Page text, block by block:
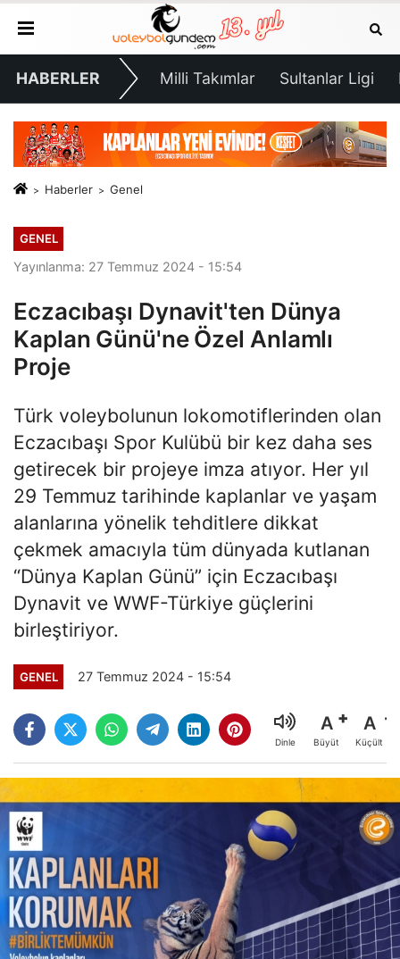
HABERLER Milli Takımlar Sultanlar Ligi
Haberler Genel
GENEL
Yayınlanma: 27 Temmuz 2024 - 15:54
Eczacıbaşı Dynavit'ten Dünya
Kaplan Günü'ne Özel Anlamlı
Proje
Türk voleybolunun lokomotiflerinden olan
Eczacıbaşı Spor Kulübü bir kez daha ses
getirecek bir projeye imza atıyor. Her yıl
29 Temmuz tarihinde kaplanlar ve yaşam
alanlarına yönelik tehditlere dikkat
çekmek amacıyla tüm dünyada kutlanan
“Dünya Kaplan Günü” için Eczacıbaşı
Dynavit ve WWF-Türkiye güçlerini
birleştiriyor.
GENEL 27 Temmuz 2024 - 15:54
Dinle
A
Büyüt
A
Küçült